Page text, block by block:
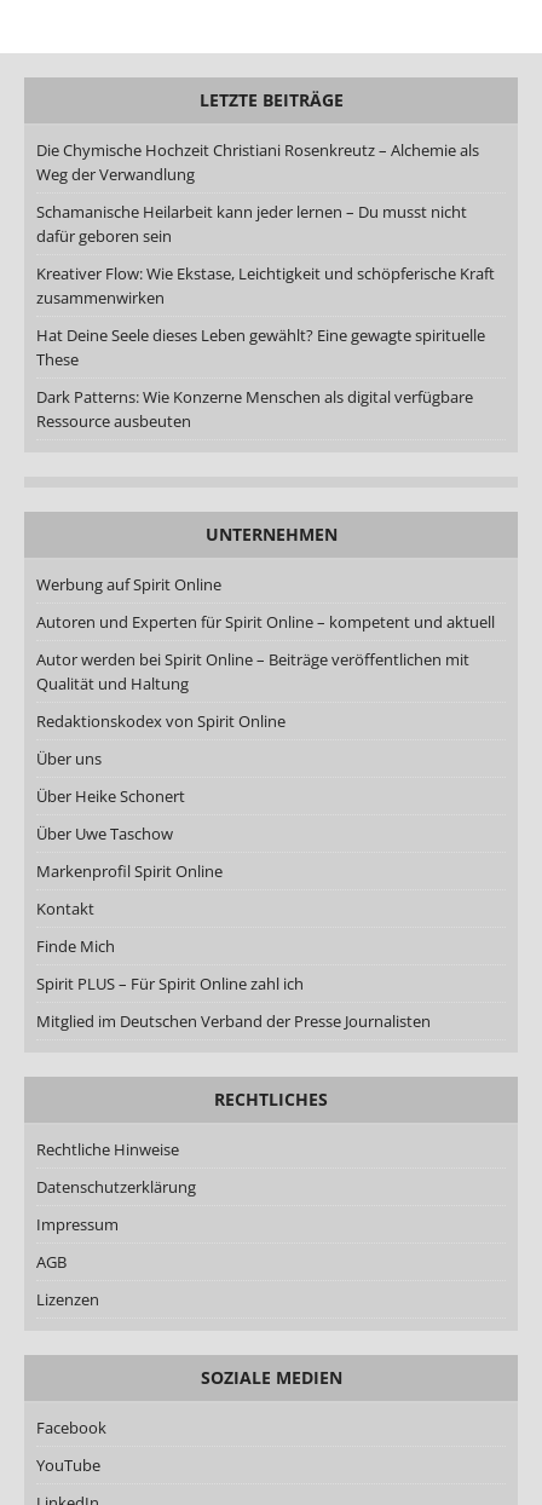
LETZTE BEITRÄGE
Die Chymische Hochzeit Christiani Rosenkreutz – Alchemie als
Weg der Verwandlung
Schamanische Heilarbeit kann jeder lernen – Du musst nicht
dafür geboren sein
Kreativer Flow: Wie Ekstase, Leichtigkeit und schöpferische Kraft
zusammenwirken
Hat Deine Seele dieses Leben gewählt? Eine gewagte spirituelle
These
Dark Patterns: Wie Konzerne Menschen als digital verfügbare
Ressource ausbeuten
UNTERNEHMEN
Werbung auf Spirit Online
Autoren und Experten für Spirit Online – kompetent und aktuell
Autor werden bei Spirit Online – Beiträge veröffentlichen mit
Qualität und Haltung
Redaktionskodex von Spirit Online
Über uns
Über Heike Schonert
Über Uwe Taschow
Markenprofil Spirit Online
Kontakt
Finde Mich
Spirit PLUS – Für Spirit Online zahl ich
Mitglied im Deutschen Verband der Presse Journalisten
RECHTLICHES
Rechtliche Hinweise
Datenschutzerklärung
Impressum
AGB
Lizenzen
SOZIALE MEDIEN
Facebook
YouTube